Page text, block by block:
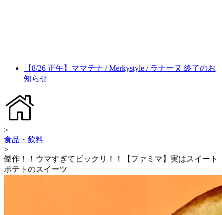
【8/26 正午】ママテナ / Merkystyle / ラナーヌ 終了のお
知らせ
>
食品・飲料
>
傑作！！ウマすぎてビックリ！！【ファミマ】実はスイート
ポテトのスイーツ